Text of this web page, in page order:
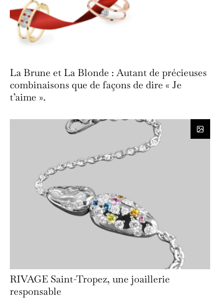
La Brune et La Blonde : Autant de précieuses
combinaisons que de façons de dire « Je
t’aime ».
RIVAGE Saint-Tropez, une joaillerie
responsable